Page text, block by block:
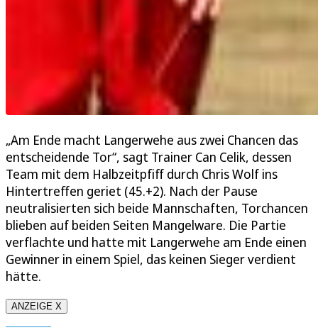
„Am Ende macht Langerwehe aus zwei Chancen das
entscheidende Tor“, sagt Trainer Can Celik, dessen
Team mit dem Halbzeitpfiff durch Chris Wolf ins
Hintertreffen geriet (45.+2). Nach der Pause
neutralisierten sich beide Mannschaften, Torchancen
blieben auf beiden Seiten Mangelware. Die Partie
verflachte und hatte mit Langerwehe am Ende einen
Gewinner in einem Spiel, das keinen Sieger verdient
hätte.
ANZEIGE X